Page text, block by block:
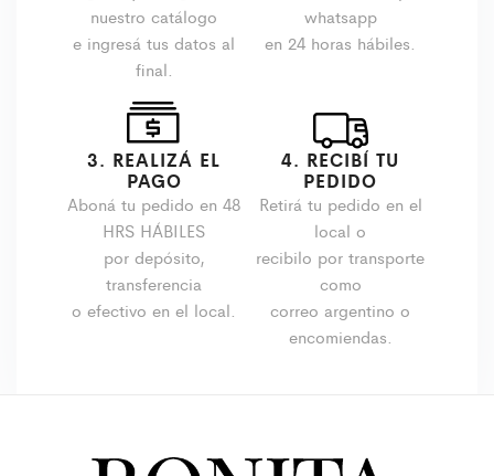
nuestro catálogo
e ingresá tus datos al
final.
whatsapp
en 24 horas hábiles.
3. REALIZÁ EL
PAGO
Aboná tu pedido en 48
HRS HÁBILES
por depósito,
transferencia
o efectivo en el local.
4. RECIBÍ TU
PEDIDO
Retirá tu pedido en el
local o
recibilo por transporte
como
correo argentino o
encomiendas.